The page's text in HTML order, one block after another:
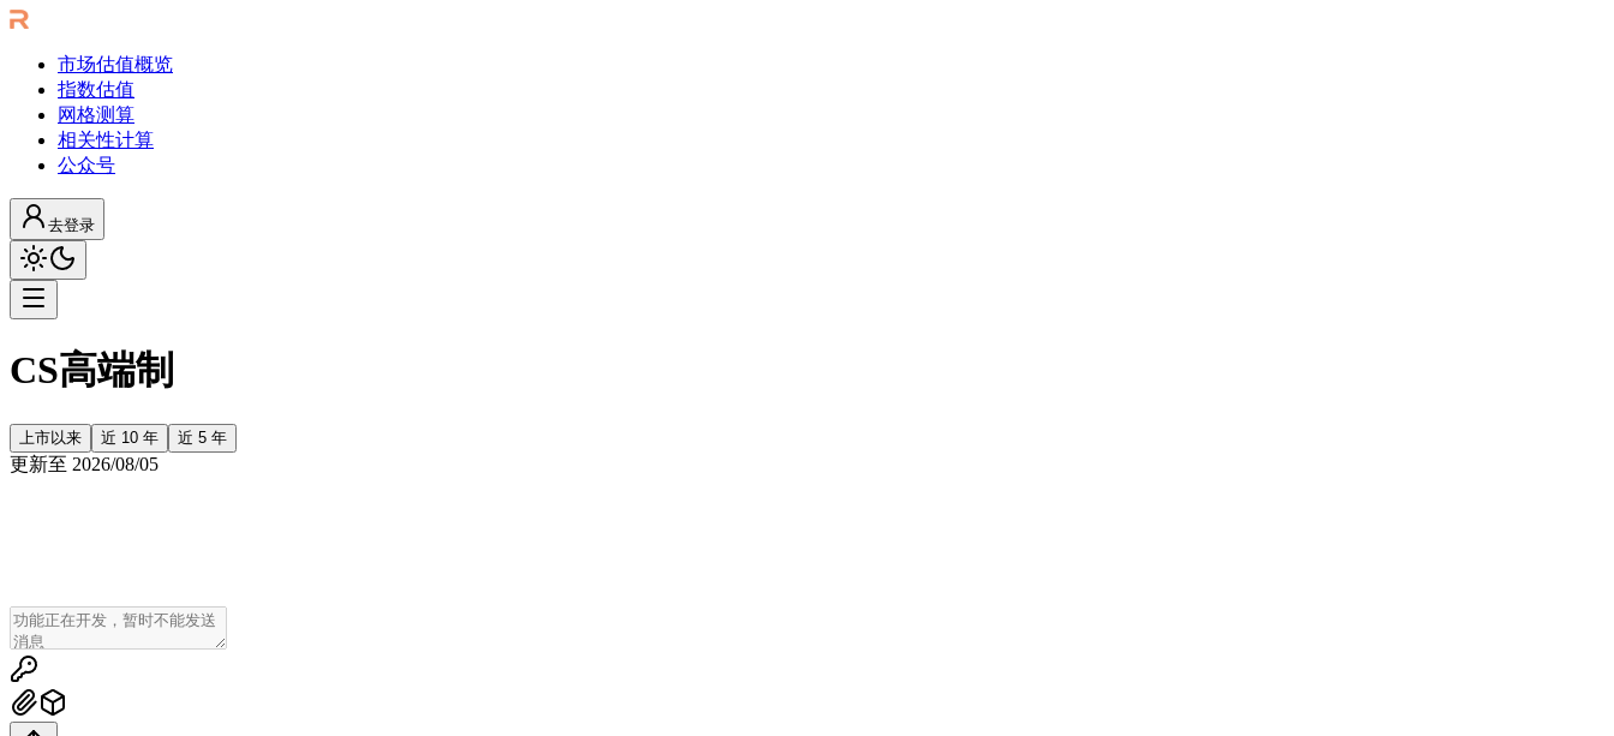
市场估值概览
指数估值
网格测算
相关性计算
公众号
去登录
CS高端制
上市以来 近 10 年 近 5 年
更新至 2026/08/05